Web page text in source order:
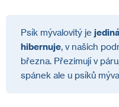
Psík mývalovitý je
hibernuje, v našich
března. Přezimují v
spánek ale u psíků